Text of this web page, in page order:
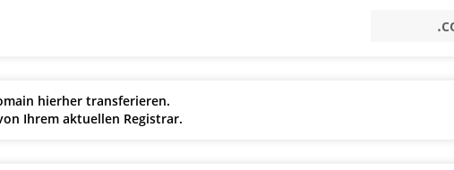
hierher transferieren.
Ihrem aktuellen Registrar.